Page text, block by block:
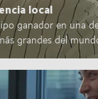
local
ganador en una
grandes del